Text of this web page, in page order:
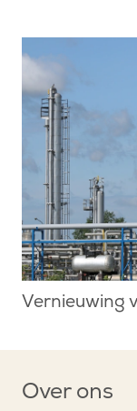
Vernieuwing
Over ons